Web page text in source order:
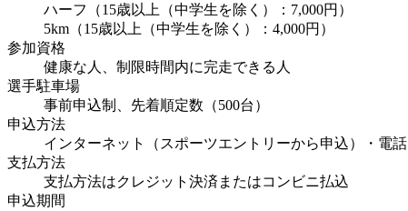
ハーフ（15歳以上（中学生を除く）：7,000円）
5km（15歳以上（中学生を除く）：4,000円）
参加資格
健康な人、制限時間内に完走できる人
選手駐車場
事前申込制、先着順定数（500台）
申込方法
インターネット（スポーツエントリーから申込）・電話
支払方法
支払方法はクレジット決済またはコンビニ払込
申込期間